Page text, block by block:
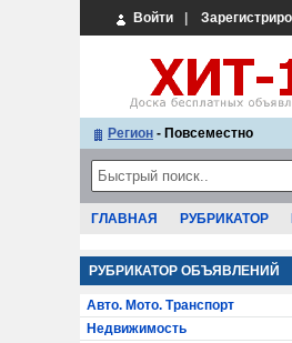
Войти
Регион - Повсеместно
ГЛАВНАЯ РУБРИКАТОР
РУБРИКАТОР ОБЪЯВЛЕНИЙ
Авто. Мото. Транспорт
Недвижимость